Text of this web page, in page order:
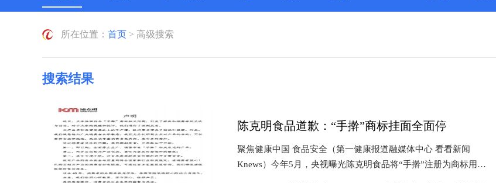
所在位置： 首页 > 高级搜索
搜索结果
陈克明食品道歉：“手擀”商标挂面全面停
聚焦健康中国 食品安全（第一健康报道融媒体中心 看看新闻
Knews）今年5月，央视曝光陈克明食品将“手擀”注册为商标用于